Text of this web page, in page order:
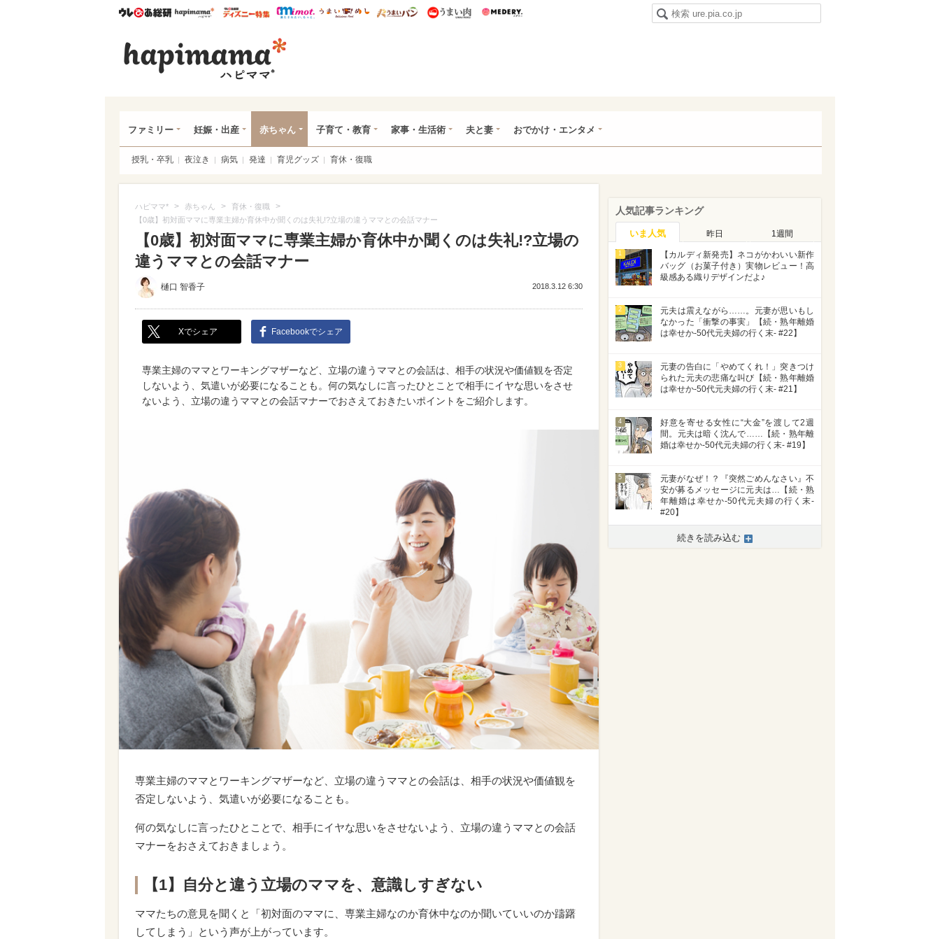
ウレぴあ総研ハピママ* ウレぴあ総研 ディズニー特集
mimot. うまいめし うまいパン うまい肉
ファミリー 妊娠・出産 赤ちゃん 子育て・教育 家事・生活術 夫と妻 おでかけ・エンタメ
授乳・卒乳 夜泣き 病気 発達 育児グッズ 育休・復職
ハピママ* > 赤ちゃん > 育休・復職 >
【0歳】初対面ママに専業主婦か育休中か聞くのは失礼!?立場の違うママとの会話マナー
【0歳】初対面ママに専業主婦か育休中か聞くのは失礼!?立場の
違うママとの会話マナー
樋口 智香子 2018.3.12 6:30
Xでシェア Facebookでシェア
専業主婦のママとワーキングマザーなど、立場の違うママとの会話は、相手の状況や価値観を否定
しないよう、気遣いが必要になることも。何の気なしに言ったひとことで相手にイヤな思いをさせ
ないよう、立場の違うママとの会話マナーでおさえておきたいポイントをご紹介します。
専業主婦のママとワーキングマザーなど、立場の違うママとの会話は、相手の状況や価値観を
否定しないよう、気遣いが必要になることも。
何の気なしに言ったひとことで、相手にイヤな思いをさせないよう、立場の違うママとの会話
マナーをおさえておきましょう。
【1】自分と違う立場のママを、意識しすぎない
ママたちの意見を聞くと「初対面のママに、専業主婦なのか育休中なのか聞いていいのか躊躇
してしまう」という声が上がっています。
人気記事ランキング
いま人気 昨日 1週間
1
【カルディ新発売】ネコがかわいい新作
バッグ（お菓子付き）実物レビュー！高
級感ある織りデザインだよ♪
2
元夫は震えながら……。元妻が思いもし
なかった「衝撃の事実」【続・熟年離婚
は幸せか-50代元夫婦の行く末- #22】
3
元妻の告白に「やめてくれ！」突きつけ
られた元夫の悲痛な叫び【続・熟年離婚
は幸せか-50代元夫婦の行く末- #21】
4
好意を寄せる女性に“大金”を渡して2週
間。元夫は暗く沈んで……【続・熟年離
婚は幸せか-50代元夫婦の行く末- #19】
5
元妻がなぜ！？『突然ごめんなさい』不
安が募るメッセージに元夫は…【続・熟
年離婚は幸せか-50代元夫婦の行く末-
#20】
続きを読み込む